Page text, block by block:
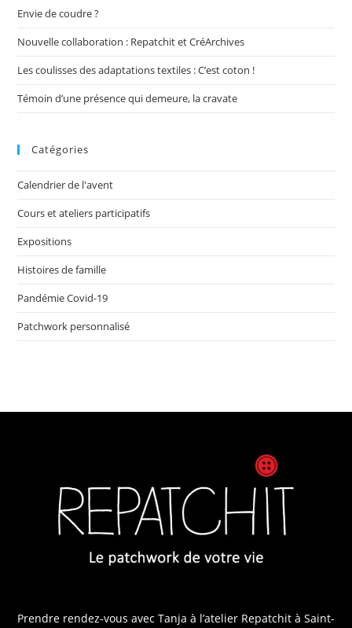
Envie de coudre ?
Nouvelle collaboration : Repatchit et CréArchives
Les coulisses des adaptations textiles : C’est coton !
Témoin d’une présence qui demeure, la cravate
Catégories
Calendrier de l'avent
Cours et ateliers participatifs
Expositions
Histoires de famille
Pandémie Covid-19
Patchwork personnalisé
Prendre rendez-vous avec Tanja à l’atelier Repatchit à Saint-